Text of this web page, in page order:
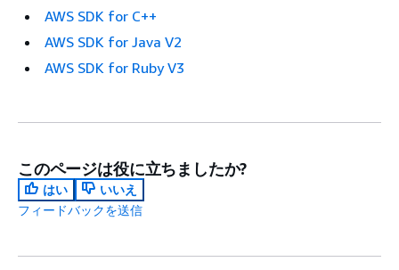
AWS SDK for C++
AWS SDK for Java V2
AWS SDK for Ruby V3
このページは役に立ちましたか?
はい
いいえ
フィードバックを送信